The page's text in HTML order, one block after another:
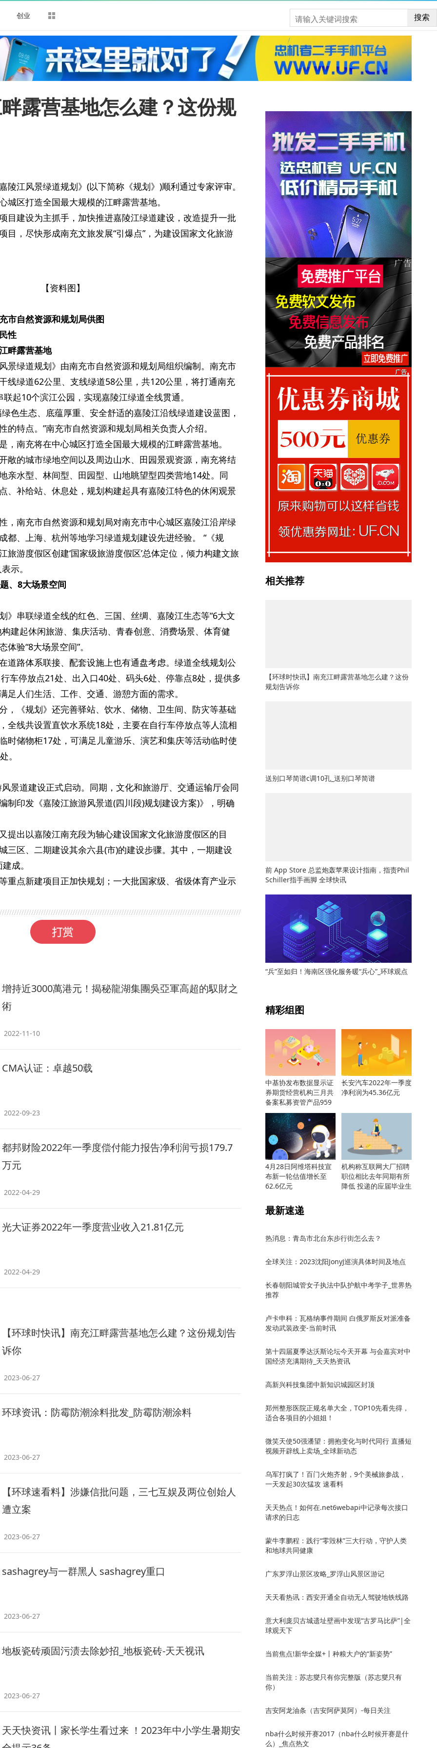
创业 搜索
露营基地怎么建？这份规
陵江风景绿道规划》(以下简称《规划》)顺利通过专家评审。
城区打造全国最大规模的江畔露营基地。
目建设为主抓手，加快推进嘉陵江绿道建设，改造提升一批
目，尽快形成南充文旅发展“引爆点”，为建设国家文化旅游
【资料图】
市自然资源和规划局供图
性
畔露营基地
景绿道规划》由南充市自然资源和规划局组织编制。南充市
线绿道62公里、支线绿道58公里，共120公里，将打通南充
起10个滨江公园，实现嘉陵江绿道全线贯通。
色生态、底蕴厚重、安全舒适的嘉陵江沿线绿道建设蓝图，
的特点。”南充市自然资源和规划局相关负责人介绍。
，南充将在中心城区打造全国最大规模的江畔露营基地。
敞的城市绿地空间以及周边山水、田园景观资源，南充将结
亲水型、林间型、田园型、山地眺望型四类营地14处。同
、补给站、休息处，规划构建起具有嘉陵江特色的休闲观景
，南充市自然资源和规划局对南充市中心城区嘉陵江沿岸绿
都、上海、杭州等地学习绿道规划建设先进经验。 “《规
旅游度假区创建‘国家级旅游度假区’总体定位，倾力构建文旅
示。
、8大场景空间
》串联绿道全线的红色、三国、丝绸、嘉陵江生态等“6大文
建起休闲旅游、集庆活动、青春创意、消费场景、体育健
验“8大场景空间”。
道路体系联接、配套设施上也有通盘考虑。绿道全线规划公
车停放点21处、出入口40处、码头6处、停靠点8处，提供多
足人们生活、工作、交通、游憩方面的需求。
，《规划》还完善驿站、饮水、储物、卫生间、防灾等基础
全线共设置直饮水系统18处，主要在自行车停放点等人流相
时储物柜17处，可满足儿童游乐、演艺和集庆等活动临时使
。
景道建设正式启动。同期，文化和旅游厅、交通运输厅会同
制印发《嘉陵江旅游风景道(四川段)规划建设方案)》，明确
提出以嘉陵江南充段为轴心建设国家文化旅游度假区的目
三区、二期建设其余六县(市)的建设步骤。其中，一期建设
成。
重点新建项目正加快规划；一大批国家级、省级体育产业示
增持近3000萬港元！揭秘龍湖集團吳亞軍高超的馭財之
術
2022-11-10
CMA认证：卓越50载
2022-09-23
都邦财险2022年一季度偿付能力报告净利润亏损179.7
万元
2022-04-29
光大证券2022年一季度营业收入21.81亿元
2022-04-29
【环球时快讯】南充江畔露营基地怎么建？这份规划告
诉你
2023-06-27
环球资讯：防霉防潮涂料批发_防霉防潮涂料
2023-06-27
【环球速看料】涉嫌信批问题，三七互娱及两位创始人
遭立案
2023-06-27
sashagrey与一群黑人 sashagrey重口
2023-06-27
地板瓷砖顽固污渍去除妙招_地板瓷砖-天天视讯
2023-06-27
天天快资讯丨家长学生看过来 ！2023年中小学生暑期安
相关推荐
【环球时快讯】南充江畔露营基地怎么建？这份
规划告诉你
送别口琴简谱c调10孔_送别口琴简谱
前 App Store 总监炮轰苹果设计指南，指责Phil
Schiller指手画脚 全球快讯
“兵”至如归！海南区强化服务暖“兵心”_环球观点
精彩组图
中基协发布数据显示证
券期货经营机构三月共
备案私募资管产品959
只
长安汽车2022年一季度
净利润为45.36亿元
4月28日阿维塔科技宣
布新一轮估值增长至
62.6亿元
机构称互联网大厂招聘
职位相比去年同期有所
降低 投递的应届毕业生
最新速递
热消息：青岛市北台东步行街怎么去？
全球关注：2023沈阳JonyJ巡演具体时间及地点
长春朝阳城管女子执法中队护航中考学子_世界热
推荐
卢卡申科：瓦格纳事件期间 白俄罗斯反对派准备
发动武装政变-当前时讯
第十四届夏季达沃斯论坛今天开幕 与会嘉宾对中
国经济充满期待_天天热资讯
高新兴科技集团中新知识城园区封顶
郑州整形医院正规名单大全，TOP10先看先得，
适合各项目的小姐姐！
微笑天使50强潘望：拥抱变化与时代同行 直播短
视频开辟线上卖场_全球新动态
乌军打疯了！百门火炮齐射，9个美械旅参战，
一天发起30次猛攻 速看料
天天热点！如何在.net6webapi中记录每次接口
请求的日志
蒙牛李鹏程：践行“零毁林”三大行动，守护人类
和地球共同健康
广东罗浮山景区攻略_罗浮山风景区游记
天天看热讯：西安开通全自动无人驾驶地铁线路
意大利庞贝古城遗址壁画中发现“古罗马比萨”|全
球观天下
当前焦点!新华全媒+丨种粮大户的“新姿势”
当前关注：苏志燮只有你完整版（苏志燮只有
你）
吉安阿龙油条（吉安阿萨莫阿）-每日关注
nba什么时候开赛2017（nba什么时候开赛是什
么）_焦点热文